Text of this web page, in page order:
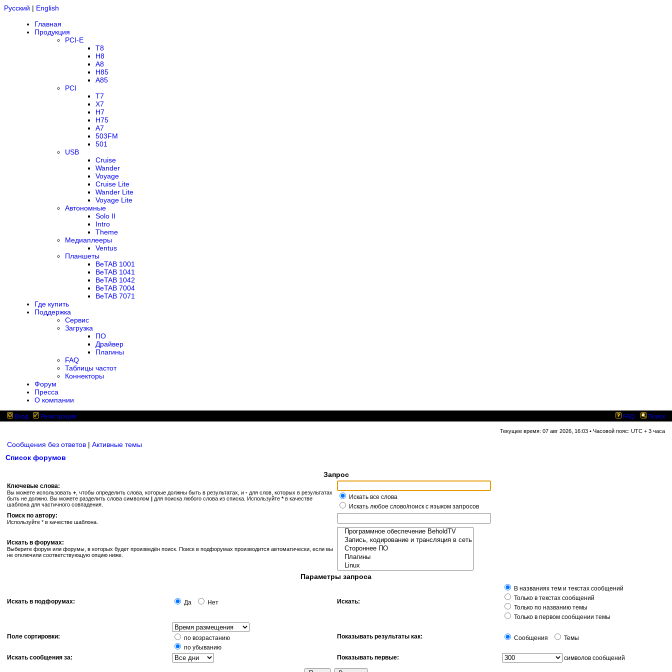
Русский | English
Главная
Продукция
PCI-E
T8
H8
A8
H85
A85
PCI
T7
X7
H7
H75
A7
503FM
501
USB
Cruise
Wander
Voyage
Cruise Lite
Wander Lite
Voyage Lite
Автономные
Solo II
Intro
Theme
Медиаплееры
Ventus
Планшеты
BeTAB 1001
BeTAB 1041
BeTAB 1042
BeTAB 7004
BeTAB 7071
Где купить
Поддержка
Сервис
Загрузка
ПО
Драйвер
Плагины
FAQ
Таблицы частот
Коннекторы
Форум
Пресса
О компании
Вход Регистрация FAQ Поиск
Текущее время: 07 авг 2026, 16:03 • Часовой пояс: UTC + 3 часа
Сообщения без ответов | Активные темы
Список форумов
Запрос
Ключевые слова:
Вы можете использовать + , чтобы определить слова, которые должны быть в результатах, и - для слов, которых в результатах
быть не должно. Вы можете разделить слова символом | для поиска любого слова из списка. Используйте *в качестве
шаблона для частичного совпадения.
Искать все слова
Искать любое слово/поиск с языком запросов
Поиск по автору:
Используйте * в качестве шаблона.
Искать в форумах:
Выберите форум или форумы, в которых будет произведён поиск. Поиск в подфорумах производится автоматически, если вы
не отключили соответствующую опцию ниже.
Параметры запроса
Искать в подфорумах: Да Нет Искать:
В названиях тем и текстах сообщений
Только в текстах сообщений
Только по названию темы
Только в первом сообщении темы
Поле сортировки:
по возрастанию
по убыванию
Показывать результаты как: Сообщения Темы
Искать сообщения за: Показывать первые: символов сообщений